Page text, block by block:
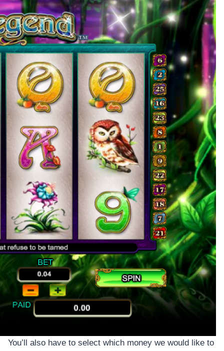
อุปกรณ์เพื่อความบันเทิง
อุปกรณ์เพื่อความบันเทิง
หูฟัง
ลำโพง
โทรทัศน์
สินค้าตามแบรนด์
You’ll also have to select which money we would like to